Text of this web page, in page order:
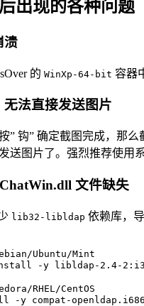
出现的各种问题
溃
的 WinXp-64-bit 容器
法直接发送图片
” 钩” 确定截图完成，那
送图片了。强烈推荐使用
文件缺失
lib32-libldap 依赖库，
Ubuntu/Mint
-y libldap-2.4-
RHEL/CentOS
-y compat-